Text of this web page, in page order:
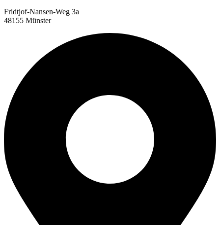
Fridtjof-Nansen-Weg 3a
48155 Münster